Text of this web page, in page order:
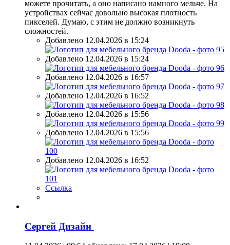
можете прочитать, а оно написано намного мельче. На
устройствах сейчас довольно высокая плотность
пикселей. Думаю, с этим не должно возникнуть
сложностей.
Добавлено 12.04.2026 в 15:24
Добавлено 12.04.2026 в 15:24
Добавлено 12.04.2026 в 16:57
Добавлено 12.04.2026 в 16:52
Добавлено 12.04.2026 в 15:56
Добавлено 12.04.2026 в 15:56
Добавлено 12.04.2026 в 16:52
Ссылка
Сергей Дизайн